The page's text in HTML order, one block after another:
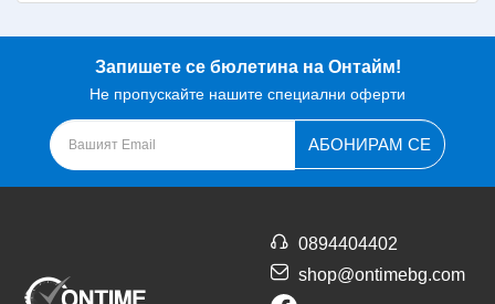
Запишете се бюлетина на Онтайм!
Не пропускайте нашите специални оферти
АБОНИРАМ СЕ
0894404402
shop@ontimebg.com